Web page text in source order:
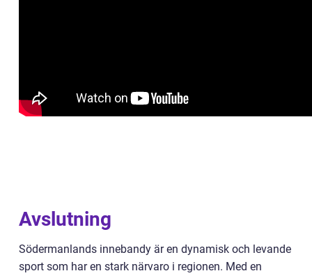
Avslutning
Södermanlands innebandy är en dynamisk och levande
sport som har en stark närvaro i regionen. Med en